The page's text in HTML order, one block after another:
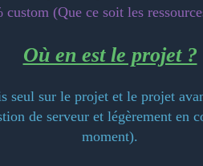
(Que ce soit les
Où en est le projet ?
seul sur le projet et le projet
de serveur et légèrement
moment).